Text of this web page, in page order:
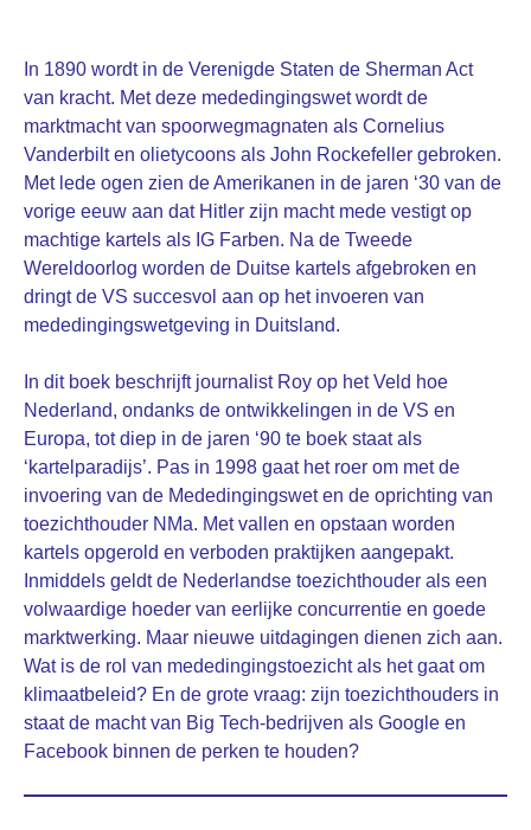
In 1890 wordt in de Verenigde Staten de Sherman Act
van kracht. Met deze mededingingswet wordt de
marktmacht van spoorwegmagnaten als Cornelius
Vanderbilt en olietycoons als John Rockefeller gebroken.
Met lede ogen zien de Amerikanen in de jaren ‘30 van de
vorige eeuw aan dat Hitler zijn macht mede vestigt op
machtige kartels als IG Farben. Na de Tweede
Wereldoorlog worden de Duitse kartels afgebroken en
dringt de VS succesvol aan op het invoeren van
mededingingswetgeving in Duitsland.
In dit boek beschrijft journalist Roy op het Veld hoe
Nederland, ondanks de ontwikkelingen in de VS en
Europa, tot diep in de jaren ‘90 te boek staat als
‘kartelparadijs’. Pas in 1998 gaat het roer om met de
invoering van de Mededingingswet en de oprichting van
toezichthouder NMa. Met vallen en opstaan worden
kartels opgerold en verboden praktijken aangepakt.
Inmiddels geldt de Nederlandse toezichthouder als een
volwaardige hoeder van eerlijke concurrentie en goede
marktwerking. Maar nieuwe uitdagingen dienen zich aan.
Wat is de rol van mededingingstoezicht als het gaat om
klimaatbeleid? En de grote vraag: zijn toezichthouders in
staat de macht van Big Tech-bedrijven als Google en
Facebook binnen de perken te houden?